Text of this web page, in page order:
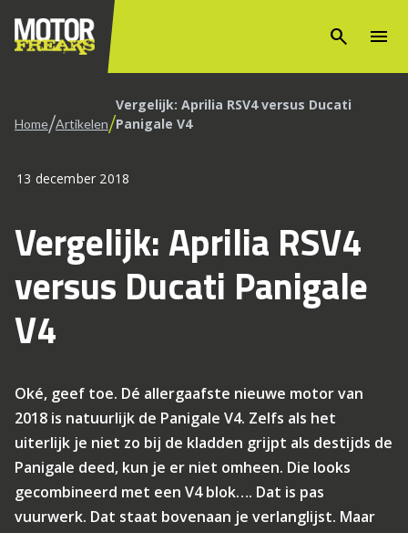
search menu
Home/Artikelen/Vergelijk: Aprilia RSV4 versus Ducati
Panigale V4
13 december 2018
Vergelijk: Aprilia RSV4
versus Ducati Panigale
V4
Oké, geef toe. Dé allergaafste nieuwe motor van
2018 is natuurlijk de Panigale V4. Zelfs als het
uiterlijk je niet zo bij de kladden grijpt als destijds de
Panigale deed, kun je er niet omheen. Die looks
gecombineerd met een V4 blok…. Dat is pas
vuurwerk. Dat staat bovenaan je verlanglijst. Maar